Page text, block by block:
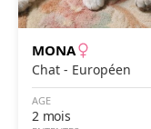
MONA
Chat - Européen
AGE
2 mois